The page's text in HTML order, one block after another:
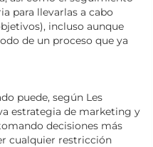
para llevarlas a cabo
incluso aunque
de un proceso que ya
puede, según Les
estrategia de marketing y
decisiones más
cualquier restricción